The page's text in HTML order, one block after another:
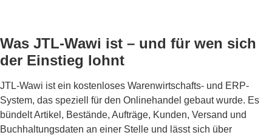
Was JTL-Wawi ist – und für wen sich
der Einstieg lohnt
JTL-Wawi ist ein kostenloses Warenwirtschafts- und ERP-
System, das speziell für den Onlinehandel gebaut wurde. Es
bündelt Artikel, Bestände, Aufträge, Kunden, Versand und
Buchhaltungsdaten an einer Stelle und lässt sich über